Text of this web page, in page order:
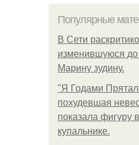
Популярные
В Сети
изменившуюся до
Марину зудину.
"Я Годами
похудевшая
показала фигуру
купальнике.